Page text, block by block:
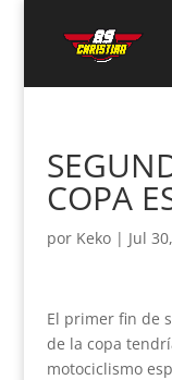
COPA
por Keko| Jul
El primer fin de
de la copa
motociclismo